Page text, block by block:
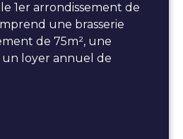
1er arrondissement de
une brasserie
de 75m², une
un loyer annuel de